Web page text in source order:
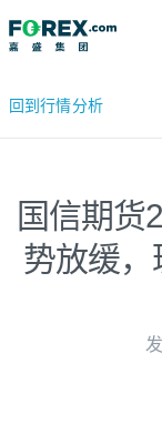
回到行情分析
国信期货
势放缓